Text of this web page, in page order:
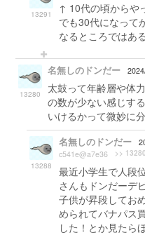
13291
↑ 10代の頃からや
でも30代になって
なるところではある
13280
名無しのドンだー
太鼓って年齢層や体
の数が少ない感じす
いけるかって微妙に
13288
名無しのドンだー
c541e@a7e36
>> 13280
最近小学生で人段
さんもドンだーデ
子供が昇段してお
められてバナパス
した！とか見たら